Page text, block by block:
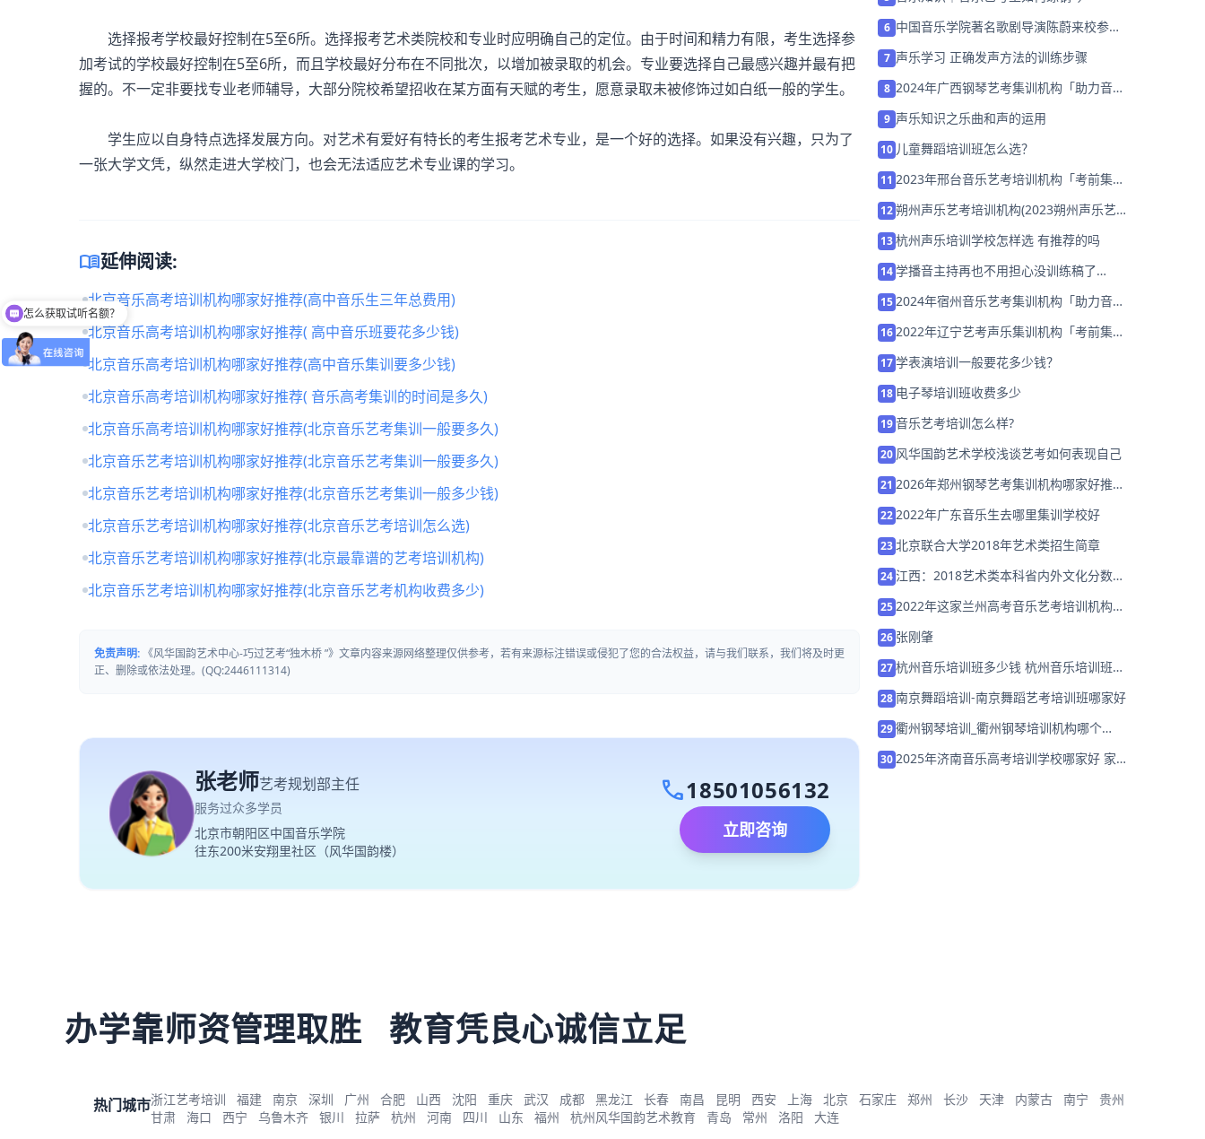
选择报考学校最好控制在5至6所。选择报考艺术类院校和专业时应明确自己的定位。由于时间和精力有限，考生选择参
加考试的学校最好控制在5至6所，而且学校最好分布在不同批次，以增加被录取的机会。专业要选择自己最感兴趣并最有把
握的。不一定非要找专业老师辅导，大部分院校希望招收在某方面有天赋的考生，愿意录取未被修饰过如白纸一般的学生。
学生应以自身特点选择发展方向。对艺术有爱好有特长的考生报考艺术专业，是一个好的选择。如果没有兴趣，只为了
一张大学文凭，纵然走进大学校门，也会无法适应艺术专业课的学习。
menu_book延伸阅读:
北京音乐高考培训机构哪家好推荐(高中音乐生三年总费用)
北京音乐高考培训机构哪家好推荐( 高中音乐班要花多少钱)
北京音乐高考培训机构哪家好推荐(高中音乐集训要多少钱)
北京音乐高考培训机构哪家好推荐( 音乐高考集训的时间是多久)
北京音乐高考培训机构哪家好推荐(北京音乐艺考集训一般要多久)
北京音乐艺考培训机构哪家好推荐(北京音乐艺考集训一般要多久)
北京音乐艺考培训机构哪家好推荐(北京音乐艺考集训一般多少钱)
北京音乐艺考培训机构哪家好推荐(北京音乐艺考培训怎么选)
北京音乐艺考培训机构哪家好推荐(北京最靠谱的艺考培训机构)
北京音乐艺考培训机构哪家好推荐(北京音乐艺考机构收费多少)
免责声明: 《风华国韵艺术中心-巧过艺考“独木桥 ”》文章内容来源网络整理仅供参考，若有来源标注错误或侵犯了您的合法权益，请与我们联系，我们将及时更
正、删除或依法处理。(QQ:2446111314)
张老师艺考规划部主任
服务过众多学员
北京市朝阳区中国音乐学院
往东200米安翔里社区（风华国韵楼）
call18501056132
立即咨询
6 中国音乐学院著名歌剧导演陈蔚来校参观
7 声乐学习 正确发声方法的训练步骤
8 2024年广西钢琴艺考集训机构「助力音乐
9 声乐知识之乐曲和声的运用
10 儿童舞蹈培训班怎么选？
11 2023年邢台音乐艺考培训机构「考前集训
12朔州声乐艺考培训机构(2023朔州声乐艺
13杭州声乐培训学校怎样选 有推荐的吗
14学播音主持再也不用担心没训练稿了
152024年宿州音乐艺考集训机构「助力音乐
162022年辽宁艺考声乐集训机构「考前集训
17学表演培训一般要花多少钱？
18 电子琴培训班收费多少
19音乐艺考培训怎么样?
20 风华国韵艺术学校浅谈艺考如何表现自己
21 2026年郑州钢琴艺考集训机构哪家好推荐
222022年广东音乐生去哪里集训学校好
23北京联合大学2018年艺术类招生简章
24江西：2018艺术类本科省内外文化分数线
252022年这家兰州高考音乐艺考培训机构/
26 张刚肇
27杭州音乐培训班多少钱 杭州音乐培训班学
28南京舞蹈培训-南京舞蹈艺考培训班哪家好
29衢州钢琴培训_衢州钢琴培训机构哪个
302025年济南音乐高考培训学校哪家好 家
办学靠师资管理取胜 教育凭良心诚信立足
热门城市浙江艺考培训 福建 南京 深圳 广州 合肥 山西 沈阳 重庆 武汉 成都 黑龙江 长春 南昌 昆明 西安 上海 北京 石家庄 郑州 长沙 天津 内蒙古 南宁
贵州
甘肃
海口 西宁 乌鲁木齐 银川 拉萨 杭州 河南 四川 山东 福州 杭州风华国韵艺术教育 青岛 常州 洛阳 大连
怎么获取试听名额？